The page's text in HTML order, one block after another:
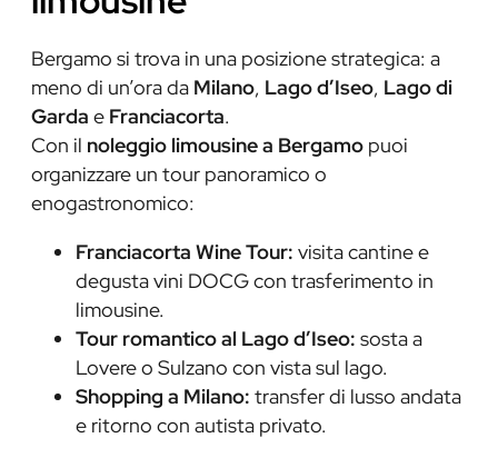
Bergamo si trova in una posizione strategica: a
meno di un’ora da Milano, Lago d’Iseo, Lago di
Garda e Franciacorta.
Con il noleggio limousine a Bergamo puoi
organizzare un tour panoramico o
enogastronomico:
Franciacorta Wine Tour: visita cantine e
degusta vini DOCG con trasferimento in
limousine.
Tour romantico al Lago d’Iseo: sosta a
Lovere o Sulzano con vista sul lago.
Shopping a Milano: transfer di lusso andata
e ritorno con autista privato.